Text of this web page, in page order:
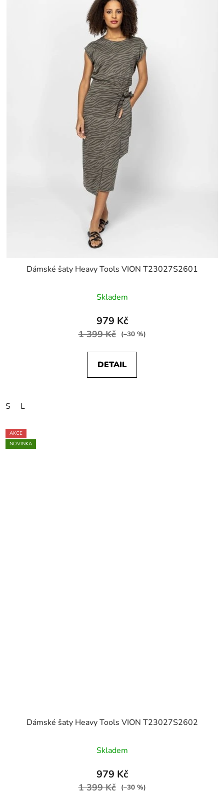
Dámské šaty Heavy Tools VION T23027S2601
Skladem
979 Kč
1 399 Kč (–30 %)
DETAIL
S L
AKCE
NOVINKA
Dámské šaty Heavy Tools VION T23027S2602
Skladem
979 Kč
1 399 Kč (–30 %)